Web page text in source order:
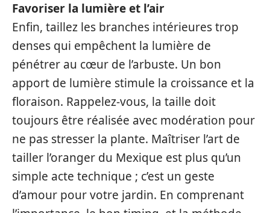
Favoriser la lumière et l’air
Enfin, taillez les branches intérieures trop
denses qui empêchent la lumière de
pénétrer au cœur de l’arbuste. Un bon
apport de lumière stimule la croissance et la
floraison. Rappelez-vous, la taille doit
toujours être réalisée avec modération pour
ne pas stresser la plante. Maîtriser l’art de
tailler l’oranger du Mexique est plus qu’un
simple acte technique ; c’est un geste
d’amour pour votre jardin. En comprenant